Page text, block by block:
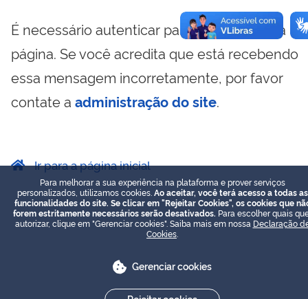
É necessário autenticar para visualizar essa
página. Se você acredita que está recebendo
essa mensagem incorretamente, por favor
contate a administração do site.
Ir para a página inicial
Para melhorar a sua experiência na plataforma e prover serviços
personalizados, utilizamos cookies. Ao aceitar, você terá acesso a todas as
funcionalidades do site. Se clicar em "Rejeitar Cookies", os cookies que
forem estritamente necessários serão desativados. Para escolher quais
autorizar, clique em "Gerenciar cookies". Saiba mais em nossa Declaração
Cookies
Gerenciar cookies